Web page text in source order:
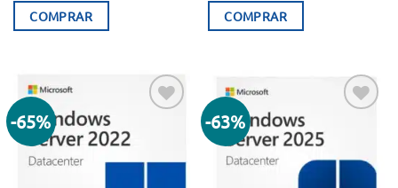
original
era:
COMPRAR
era:
COMPRAR
-65%
aos meus
desejos
-63%
aos meus
desejos